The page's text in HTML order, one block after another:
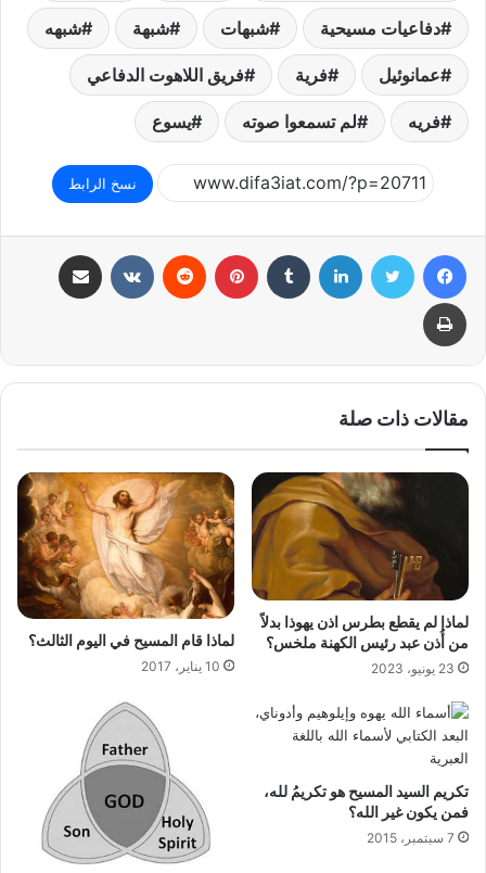
دفاعيات مسيحية شبهات شبهة شبهه
عمانوئيل فرية فريق اللاهوت الدفاعي
فريه لم تسمعوا صوته يسوع
نسخ الرابط
فيسبوك تويتر لينكدإن بينتيريست
طباعة
مقالات ذات صلة
لماذا لم يقطع بطرس اذن يهوذا بدلاً
من أُذن عبد رئيس الكهنة ملخس؟
23 يونيو، 2023
لماذا قام المسيح في اليوم الثالث؟
10 يناير، 2017
تكريم السيد المسيح هو تكريمُ لله،
فمن يكون غير الله؟
7 سبتمبر، 2015